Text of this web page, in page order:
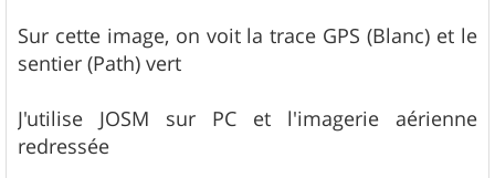
Sur cette image, on voit la trace GPS (Blanc) et le
sentier (Path) vert
J'utilise JOSM sur PC et l'imagerie aérienne
redressée